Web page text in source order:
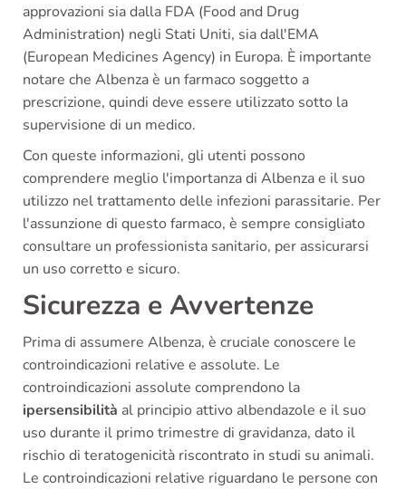
approvazioni sia dalla FDA (Food and Drug
Administration) negli Stati Uniti, sia dall'EMA
(European Medicines Agency) in Europa. È importante
notare che Albenza è un farmaco soggetto a
prescrizione, quindi deve essere utilizzato sotto la
supervisione di un medico.
Con queste informazioni, gli utenti possono
comprendere meglio l'importanza di Albenza e il suo
utilizzo nel trattamento delle infezioni parassitarie. Per
l'assunzione di questo farmaco, è sempre consigliato
consultare un professionista sanitario, per assicurarsi
un uso corretto e sicuro.
Sicurezza e Avvertenze
Prima di assumere Albenza, è cruciale conoscere le
controindicazioni relative e assolute. Le
controindicazioni assolute comprendono la
ipersensibilità al principio attivo albendazole e il suo
uso durante il primo trimestre di gravidanza, dato il
rischio di teratogenicità riscontrato in studi su animali.
Le controindicazioni relative riguardano le persone con